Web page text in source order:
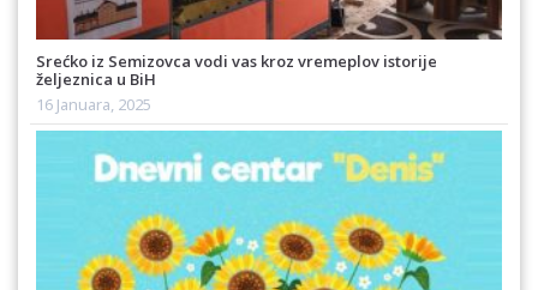
Srećko iz Semizovca vodi vas kroz vremeplov istorije
željeznica u BiH
16 Januara, 2025